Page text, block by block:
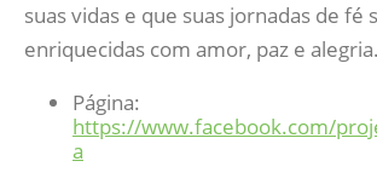
suas vidas e que suas jornadas de fé
enriquecidas com amor, paz e
Página:
https://www.facebook.com/
a